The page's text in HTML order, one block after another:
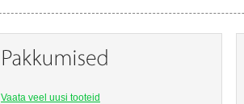
Vaata veel uusi tooteid